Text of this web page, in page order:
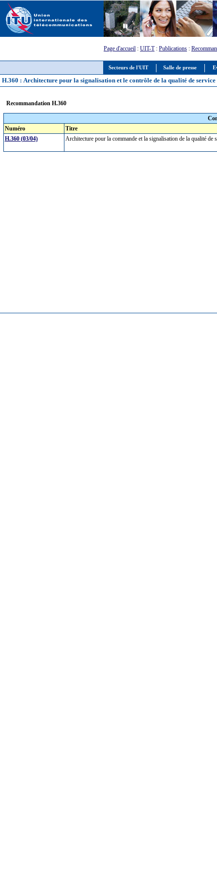
Secteurs de l'UIT Salle de presse
Page d'accueil : UIT-T: Publications :
H.360 : Architecture pour la signalisation et le contrôle de la qualité de service
Recommandation H.360
Numéro
Titre
H.360 (03/04)
Architecture pour la commande et la signalisation de la qualité